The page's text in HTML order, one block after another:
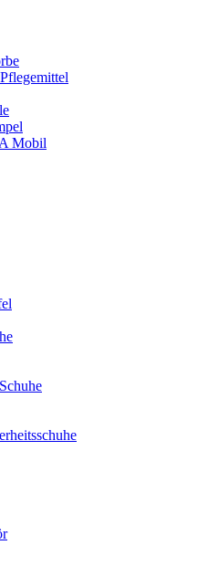
Mobil